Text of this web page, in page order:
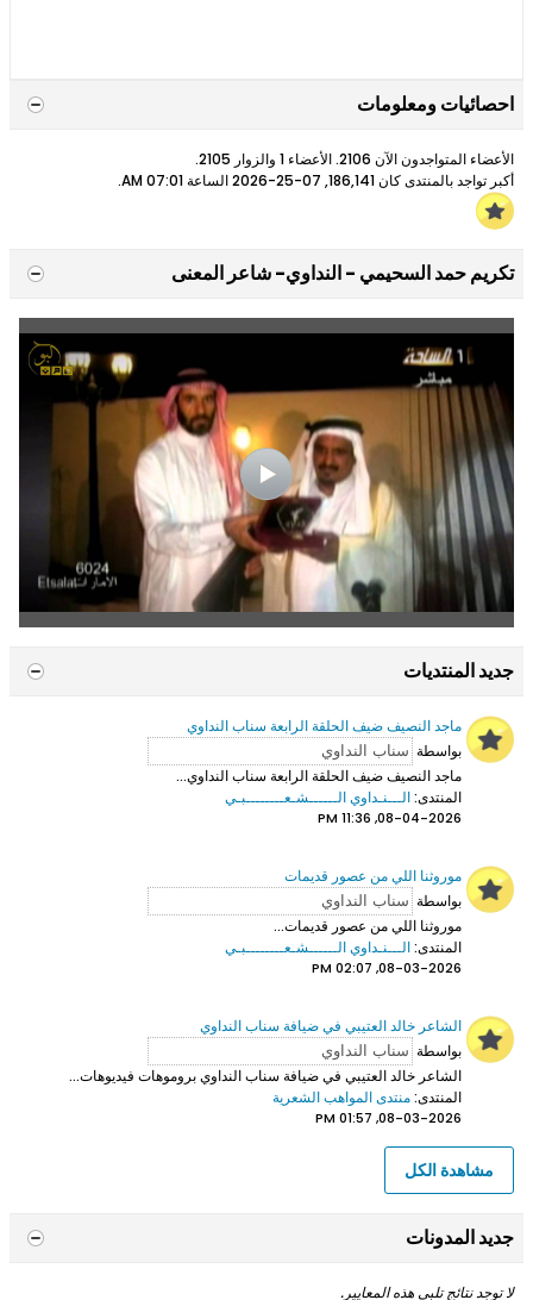
احصائيات ومعلومات
الأعضاء المتواجدون الآن 2106. الأعضاء 1 والزوار 2105.
أكبر تواجد بالمنتدى كان 186,141, 07-25-2026 الساعة
07:01 AM
.
تكريم حمد السحيمي - النداوي- شاعر المعنى
جديد المنتديات
ماجد النصيف ضيف الحلقة الرابعة سناب النداوي
بواسطة
ماجد النصيف ضيف الحلقة الرابعة سناب النداوي...
المنتدى:الـــنـداوي الــــــشـعــــــــبـي
08-04-2026, 11:36 PM
موروثنا اللي من عصور قديمات
بواسطة
موروثنا اللي من عصور قديمات...
المنتدى:الـــنـداوي الــــــشـعــــــــبـي
08-03-2026, 02:07 PM
الشاعر خالد العتيبي في ضيافة سناب النداوي
بواسطة
الشاعر خالد العتيبي في ضيافة سناب النداوي بروموهات فيديوهات...
المنتدى:منتدى المواهب الشعرية
08-03-2026, 01:57 PM
مشاهدة الكل
جديد المدونات
لا توجد نتائج تلبي هذه المعايير.